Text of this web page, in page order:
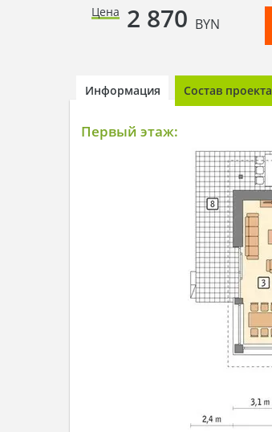
Цена 2 870 BYN
Информация Состав проекта
Первый этаж: